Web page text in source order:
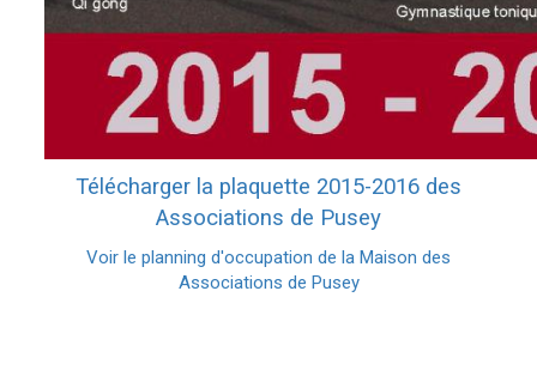
Télécharger la plaquette 2015-2016 des
Associations de Pusey
Voir le planning d'occupation de la Maison des
Associations de Pusey